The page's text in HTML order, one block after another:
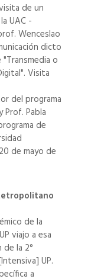
de un
UAC -
Wenceslao
dicto
"Transmedia o
Visita
del programa
Prof. Pabla
de
de mayo de
de la
viajo a esa
la 2°
UP.
a